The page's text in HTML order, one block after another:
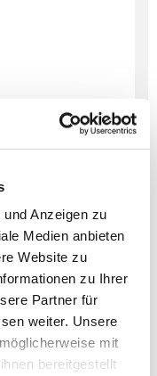
Anzeigen zu
Medien anbieten
Website zu
zu Ihrer
Partner für
weiter. Unsere
mit
bereitgestellt
auch